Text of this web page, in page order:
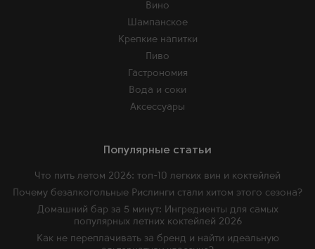
Вино
Шампанское
Крепкие напитки
Пиво
Гастрономия
Вода и соки
Аксессуары
Популярные статьи
Что пить летом 2026: топ-10 легких вин и коктейлей
Почему безалкогольные Рислинги стали хитом этого сезона?
Домашний бар за 5 минут: Ингредиенты для самых
популярных летних коктейлей 2026
Как не переплачивать за бренд и найти идеальную